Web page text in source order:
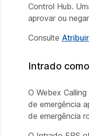
Control Hub.
aprovar ou
Consulte
Intrado
O Webex
de emergência
de emergência